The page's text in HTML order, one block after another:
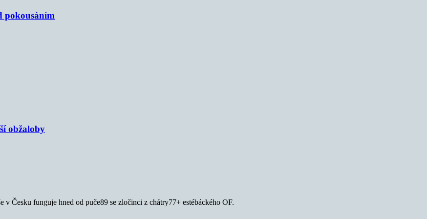
pokousáním
obžaloby
Česku funguje hned od puče89 se zločinci z chátry77+ estébáckého OF.